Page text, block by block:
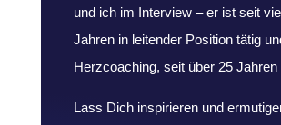
und ich im Interview – er ist seit
Jahren in leitender Position tätig
Herzcoaching, seit über 25
Lass Dich inspirieren und